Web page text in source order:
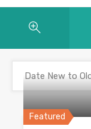
Featured